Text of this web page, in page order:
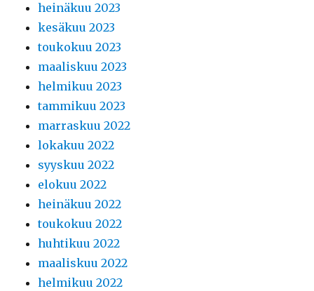
heinäkuu 2023
kesäkuu 2023
toukokuu 2023
maaliskuu 2023
helmikuu 2023
tammikuu 2023
marraskuu 2022
lokakuu 2022
syyskuu 2022
elokuu 2022
heinäkuu 2022
toukokuu 2022
huhtikuu 2022
maaliskuu 2022
helmikuu 2022